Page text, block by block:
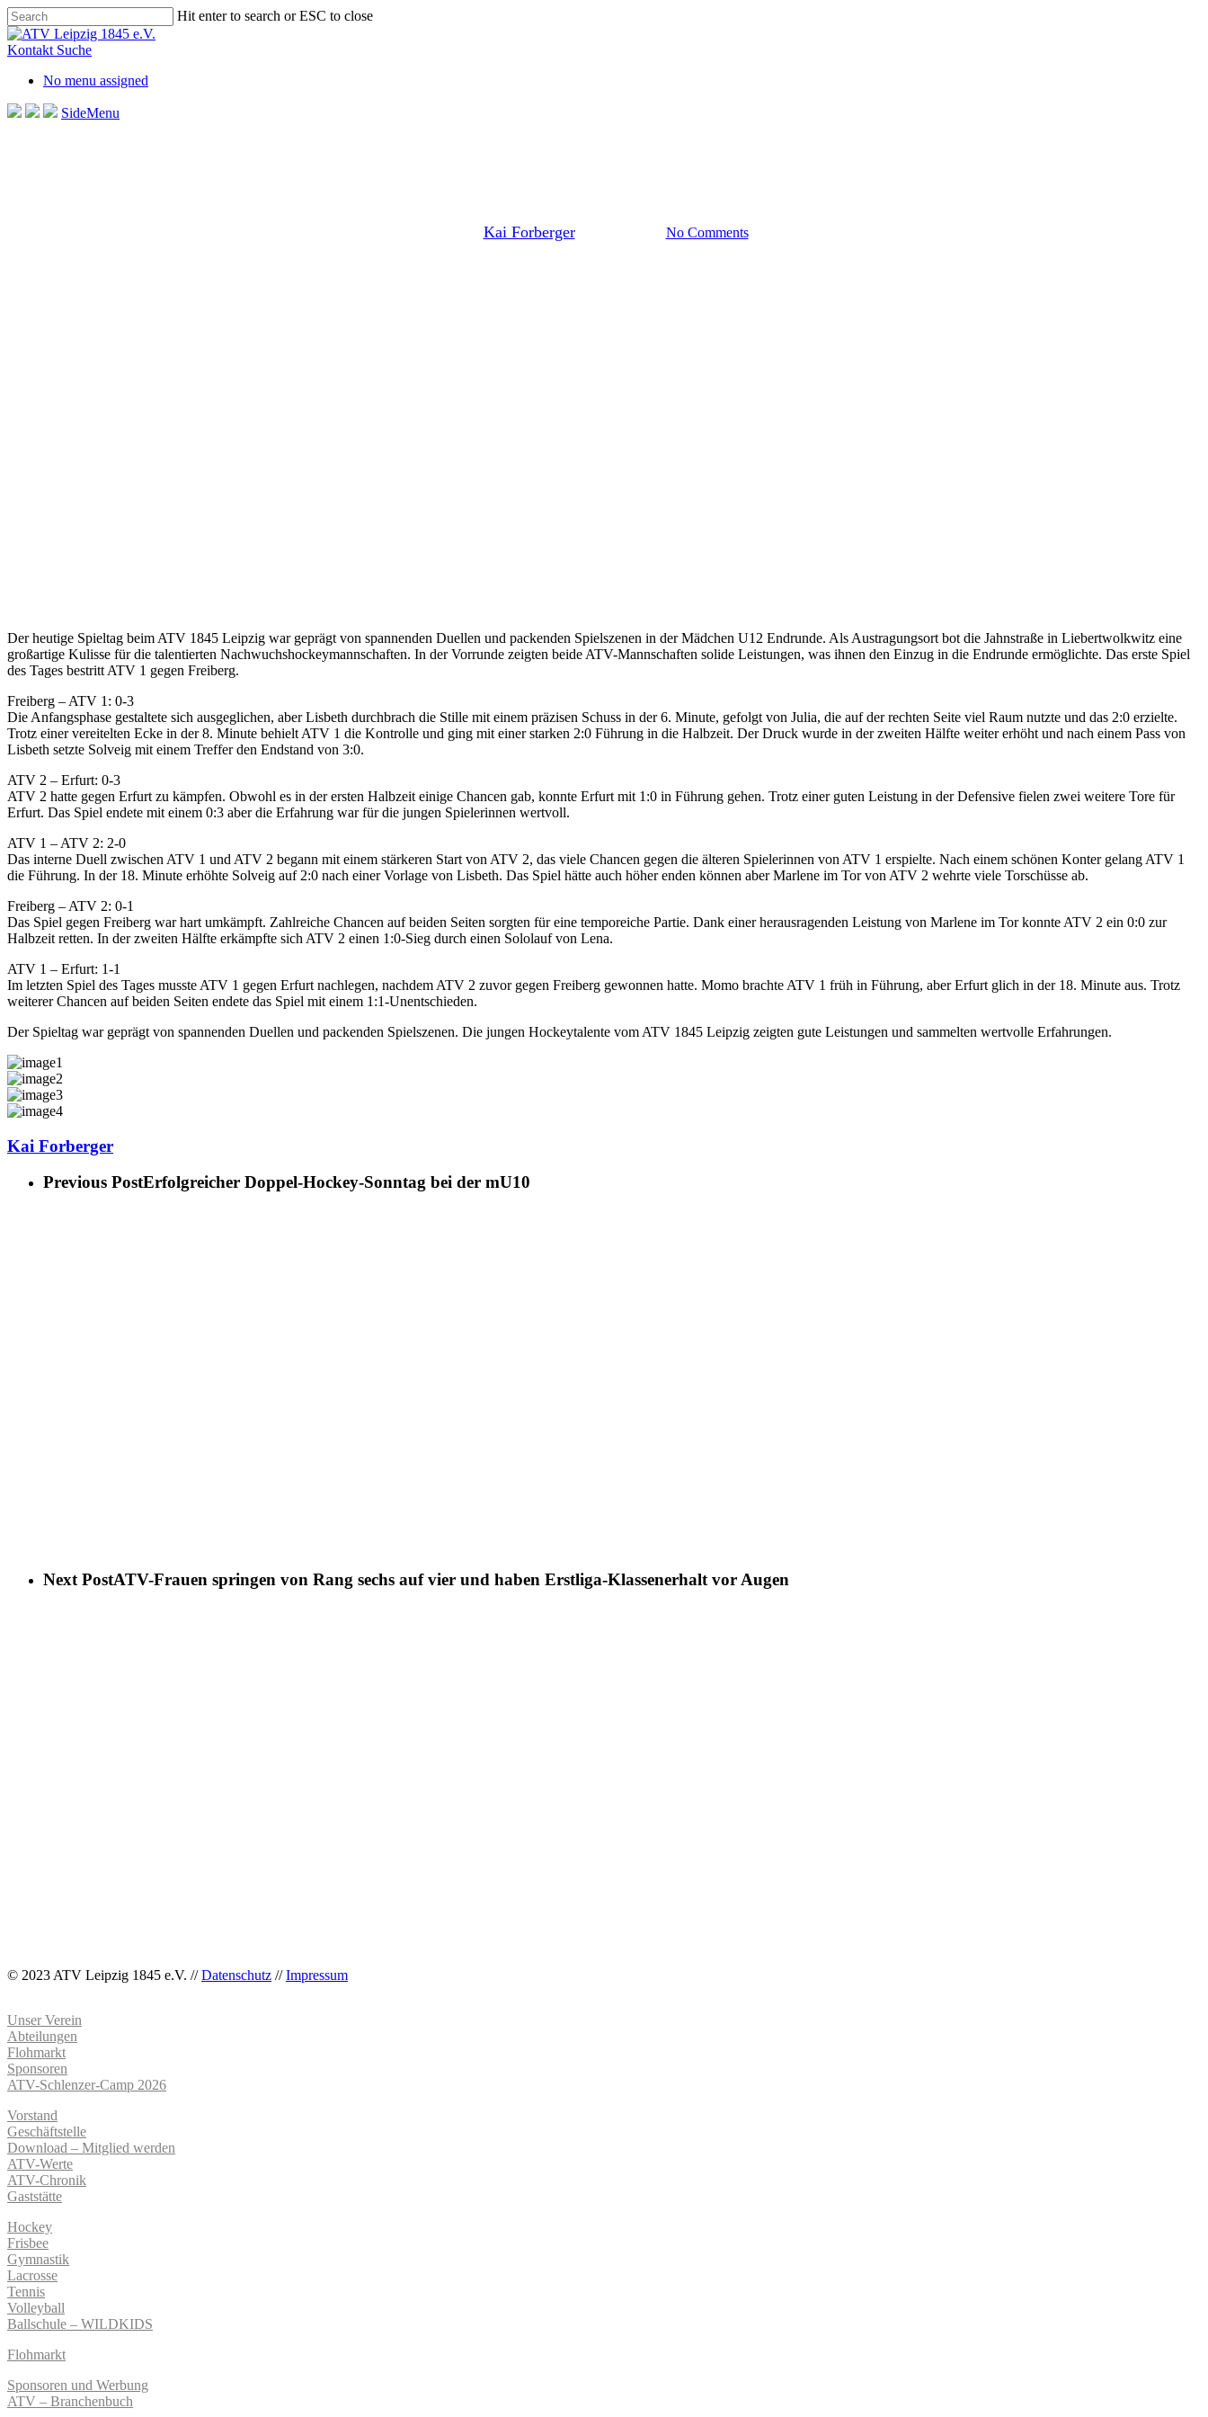
Skip
to
main
Hit enter to search or ESC to close
Close
Search
Kontakt Suche
No menu assigned
SideMenu
Kai Forberger14. Januar 2024 No Comments
Der heutige Spieltag beim ATV 1845 Leipzig war geprägt von spannenden Duellen und packenden Spielszenen in der Mädchen U12 Endrunde. Als Austragungsort bot die Jahnstraße in Liebertwolkwitz eine
großartige Kulisse für die talentierten Nachwuchshockeymannschaften. In der Vorrunde zeigten beide ATV-Mannschaften solide Leistungen, was ihnen den Einzug in die Endrunde ermöglichte. Das erste Spiel
des Tages bestritt ATV 1 gegen Freiberg.
Freiberg – ATV 1: 0-3
Die Anfangsphase gestaltete sich ausgeglichen, aber Lisbeth durchbrach die Stille mit einem präzisen Schuss in der 6. Minute, gefolgt von Julia, die auf der rechten Seite viel Raum nutzte und das 2:0 erzielte.
Trotz einer vereitelten Ecke in der 8. Minute behielt ATV 1 die Kontrolle und ging mit einer starken 2:0 Führung in die Halbzeit. Der Druck wurde in der zweiten Hälfte weiter erhöht und nach einem Pass von
Lisbeth setzte Solveig mit einem Treffer den Endstand von 3:0.
ATV 2 – Erfurt: 0-3
ATV 2 hatte gegen Erfurt zu kämpfen. Obwohl es in der ersten Halbzeit einige Chancen gab, konnte Erfurt mit 1:0 in Führung gehen. Trotz einer guten Leistung in der Defensive fielen zwei weitere Tore für
Erfurt. Das Spiel endete mit einem 0:3 aber die Erfahrung war für die jungen Spielerinnen wertvoll.
ATV 1 – ATV 2: 2-0
Das interne Duell zwischen ATV 1 und ATV 2 begann mit einem stärkeren Start von ATV 2, das viele Chancen gegen die älteren Spielerinnen von ATV 1 erspielte. Nach einem schönen Konter gelang ATV 1
die Führung. In der 18. Minute erhöhte Solveig auf 2:0 nach einer Vorlage von Lisbeth. Das Spiel hätte auch höher enden können aber Marlene im Tor von ATV 2 wehrte viele Torschüsse ab.
Freiberg – ATV 2: 0-1
Das Spiel gegen Freiberg war hart umkämpft. Zahlreiche Chancen auf beiden Seiten sorgten für eine temporeiche Partie. Dank einer herausragenden Leistung von Marlene im Tor konnte ATV 2 ein 0:0 zur
Halbzeit retten. In der zweiten Hälfte erkämpfte sich ATV 2 einen 1:0-Sieg durch einen Sololauf von Lena.
ATV 1 – Erfurt: 1-1
Im letzten Spiel des Tages musste ATV 1 gegen Erfurt nachlegen, nachdem ATV 2 zuvor gegen Freiberg gewonnen hatte. Momo brachte ATV 1 früh in Führung, aber Erfurt glich in der 18. Minute aus. Trotz
weiterer Chancen auf beiden Seiten endete das Spiel mit einem 1:1-Unentschieden.
Der Spieltag war geprägt von spannenden Duellen und packenden Spielszenen. Die jungen Hockeytalente vom ATV 1845 Leipzig zeigten gute Leistungen und sammelten wertvolle Erfahrungen.
Kai Forberger
Previous PostErfolgreicher Doppel-Hockey-Sonntag bei der mU10
Next PostATV-Frauen springen von Rang sechs auf vier und haben Erstliga-Klassenerhalt vor Augen
© 2023 ATV Leipzig 1845 e.V. //Datenschutz //Impressum
Unser Verein
Abteilungen
Flohmarkt
Sponsoren
ATV-Schlenzer-Camp 2026
Vorstand
Geschäftstelle
Download – Mitglied werden
ATV-Werte
ATV-Chronik
Gaststätte
Hockey
Frisbee
Gymnastik
Lacrosse
Tennis
Volleyball
Ballschule – WILDKIDS
Flohmarkt
Sponsoren und Werbung
ATV – Branchenbuch